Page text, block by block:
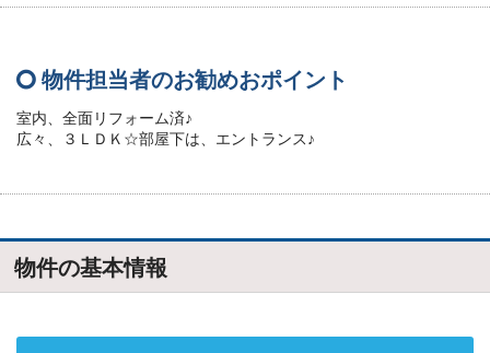
物件担当者のお勧めおポイント
室内、全面リフォーム済♪
広々、３ＬＤＫ☆部屋下は、エントランス♪
物件の基本情報